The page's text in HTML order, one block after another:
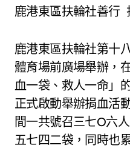
鹿港東區扶輪社善
鹿港東區扶輪社第十
體育場前廣場舉辦，
血一袋、救人一命」
正式啟動舉辦捐血活
間一共號召三七O六
五七四二袋，同時也